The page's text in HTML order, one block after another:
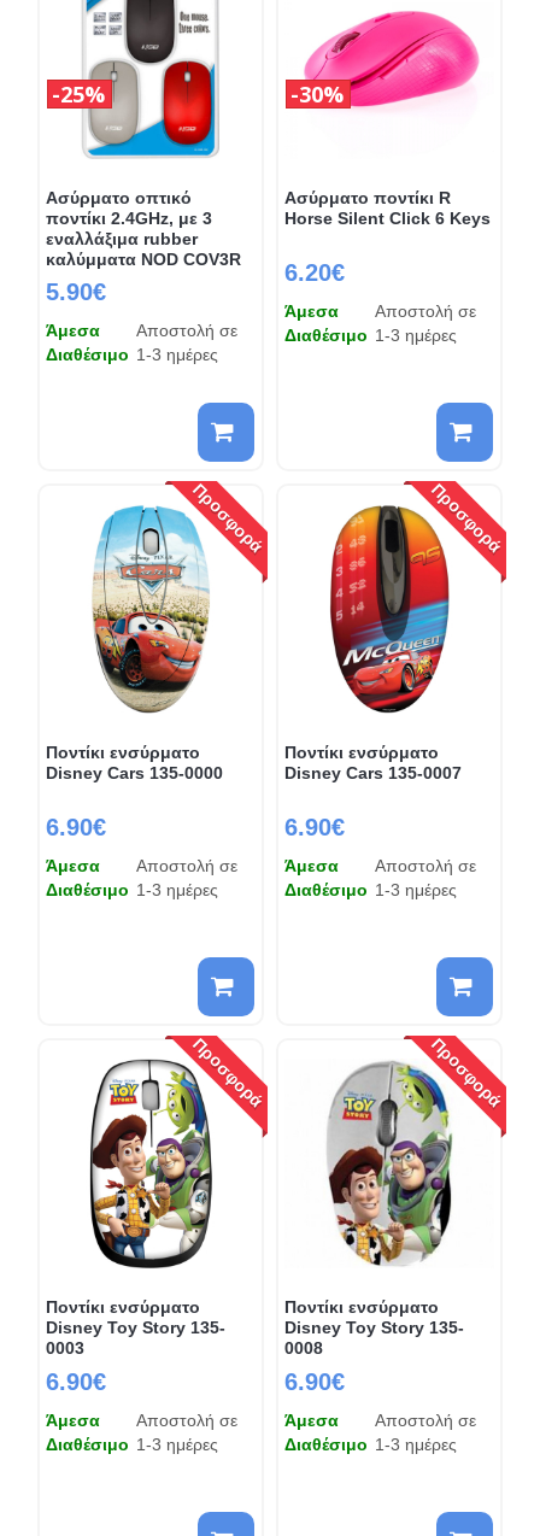
Ασύρματο οπτικό
ποντίκι 2.4GHz, με 3
εναλλάξιμα rubber
καλύμματα NOD COV3R
5.90€
25%
Άμεσα
Διαθέσιμο
Αποστολή σε
1-3 ημέρες
Ασύρματο ποντίκι R
Horse Silent Click 6 Keys
6.20€
30%
Άμεσα
Διαθέσιμο
Αποστολή σε
1-3 ημέρες
Προσφορά
Ποντίκι ενσύρματο
Disney Cars 135-0000
6.90€
Άμεσα
Διαθέσιμο
Αποστολή σε
1-3 ημέρες
Προσφορά
Ποντίκι ενσύρματο
Disney Cars 135-0007
6.90€
Άμεσα
Διαθέσιμο
Αποστολή σε
1-3 ημέρες
Προσφορά
Ποντίκι ενσύρματο
Disney Toy Story 135-
0003
6.90€
Άμεσα
Διαθέσιμο
Αποστολή σε
1-3 ημέρες
Προσφορά
Ποντίκι ενσύρματο
Disney Toy Story 135-
0008
6.90€
Άμεσα
Διαθέσιμο
Αποστολή σε
1-3 ημέρες